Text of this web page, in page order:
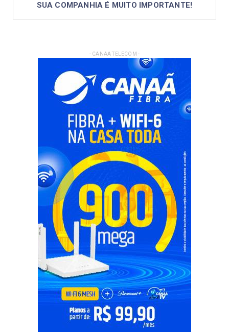
SUA COMPANHIA É MUITO IMPORTANTE!
- CANAA TELECOM -